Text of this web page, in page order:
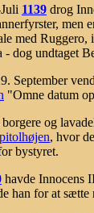
1139 drog
men
med Ruggero,
- dog undtaget
September
"Omne datum
og
, hvor
bystyret.
havde Innocens
han for at